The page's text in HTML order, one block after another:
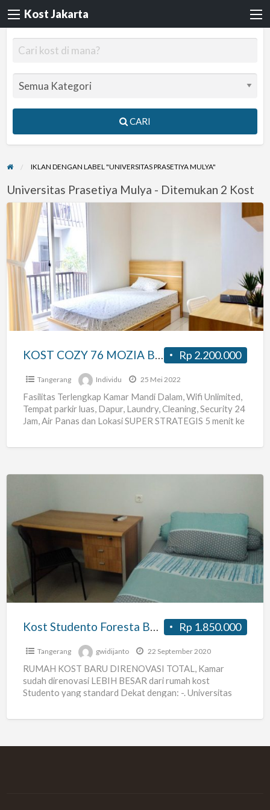
Kost Jakarta
CARI
IKLAN DENGAN LABEL "UNIVERSITAS PRASETIYA MULYA"
Universitas Prasetiya Mulya - Ditemukan 2 Kost
COZY
76
MOZIA
BSD,
Tangerang
Rp 2.200.000
KOST COZY 76 MOZIA BSD, Tangerang
Tangerang Individu 25 Mei 2022
Fasilitas Terlengkap Kamar Mandi Dalam, Wifi Unlimited,
Tempat parkir luas, Dapur, Laundry, Cleaning, Security 24
Jam, Air Panas dan Lokasi SUPER STRATEGIS 5 menit ke
Studento
Foresta
BSD
Tangerang
Rp 1.850.000
Kost Studento Foresta BSD Tangerang
Tangerang gwidijanto 22 September 2020
RUMAH KOST BARU DIRENOVASI TOTAL, Kamar
sudah direnovasi LEBIH BESAR dari rumah kost
Studento yang standard Dekat dengan: -. Universitas